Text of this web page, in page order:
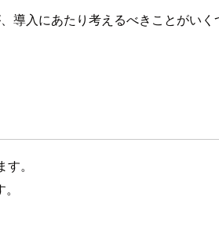
入にあたり考えるべきことがいく
。